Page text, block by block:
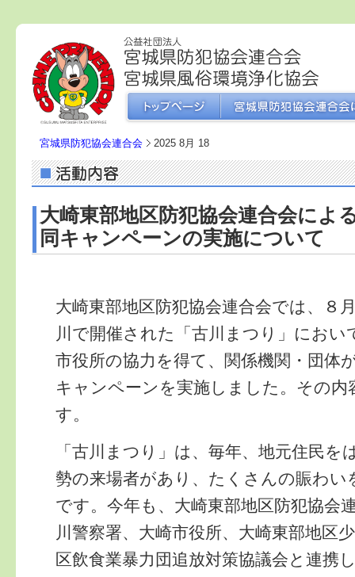
宮城県防犯協会連合会 2025 8月 18
大崎東部地区防犯協会連合会によ
同キャンペーンの実施について
大崎東部地区防犯協会連合会では、８
川で開催された「古川まつり」におい
市役所の協力を得て、関係機関・団体
キャンペーンを実施しました。その内
す。
「古川まつり」は、毎年、地元住民を
勢の来場者があり、たくさんの賑わい
です。今年も、大崎東部地区防犯協会
川警察署、大崎市役所、大崎東部地区
区飲食業暴力団追放対策協議会と連携